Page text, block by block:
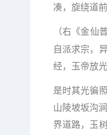
凑，旋绕道
（右《金仙
自派求宗，
经，玉帝放
是时其光徧
山陵坡坂沟
界道路，玉